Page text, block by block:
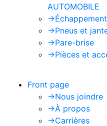
AUTOMOBILE
->
->Pneus et
->Pare-brise
->Pièces et
Front page
->Nous joindre
->À propos
->Carrières